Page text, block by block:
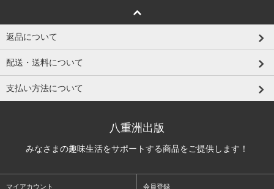
返品について
配送・送料について
支払い方法について
八重洲出版
みなさまの趣味生活をサポートする商品をご提供します！
マイアカウント 会員登録